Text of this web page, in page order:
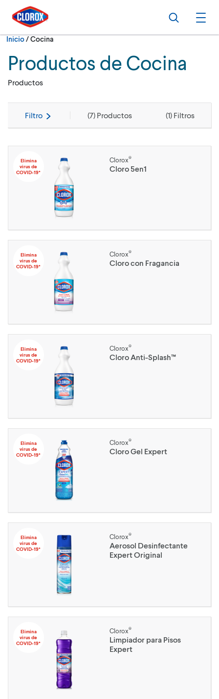
Ir al Menú principal
Ir a Contenido
Ir al Pie de página
Buscar
Inicio/Actualmente:
Cocina
Productos de Cocina
Productos
Filtro (7) Productos (1) Filtros
Elimina
virus de
COVID-19*
Clorox®
Cloro 5en1
Elimina
virus de
COVID-19*
Clorox®
Cloro con Fragancia
Elimina
virus de
COVID-19*
Clorox®
Cloro Anti-Splash™
Elimina
virus de
COVID-19*
Clorox®
Cloro Gel Expert
Elimina
virus de
COVID-19*
Clorox®
Aerosol Desinfectante
Expert Original
Elimina
virus de
COVID-19*
Clorox®
Limpiador para Pisos
Expert